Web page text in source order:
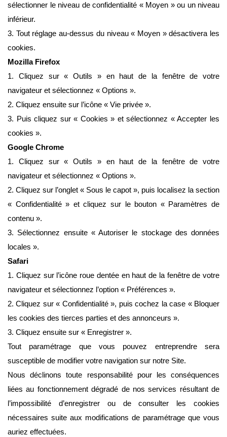
sélectionner le niveau de confidentialité « Moyen » ou un niveau
inférieur.
3. Tout réglage au-dessus du niveau « Moyen » désactivera les
cookies.
Mozilla Firefox
1. Cliquez sur « Outils » en haut de la fenêtre de votre
navigateur et sélectionnez « Options ».
2. Cliquez ensuite sur l’icône « Vie privée ».
3. Puis cliquez sur « Cookies » et sélectionnez « Accepter les
cookies ».
Google Chrome
1. Cliquez sur « Outils » en haut de la fenêtre de votre
navigateur et sélectionnez « Options ».
2. Cliquez sur l’onglet « Sous le capot », puis localisez la section
« Confidentialité » et cliquez sur le bouton « Paramètres de
contenu ».
3. Sélectionnez ensuite « Autoriser le stockage des données
locales ».
Safari
1. Cliquez sur l’icône roue dentée en haut de la fenêtre de votre
navigateur et sélectionnez l’option « Préférences ».
2. Cliquez sur « Confidentialité », puis cochez la case « Bloquer
les cookies des tierces parties et des annonceurs ».
3. Cliquez ensuite sur « Enregistrer ».
Tout paramétrage que vous pouvez entreprendre sera
susceptible de modifier votre navigation sur notre Site.
Nous déclinons toute responsabilité pour les conséquences
liées au fonctionnement dégradé de nos services résultant de
l’impossibilité d’enregistrer ou de consulter les cookies
nécessaires suite aux modifications de paramétrage que vous
auriez effectuées.